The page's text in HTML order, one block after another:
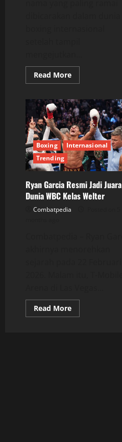
Read MoreRead
more
Flores
Bikin
Dunia
Boxing
Heboh
Setelah
Catat
Statistik
Pukulan
Gila
Boxing
Internasional
Trending
Ryan Garcia Resmi Jadi Juara
Dunia WBC Kelas Welter
Combatpedia
Read MoreRead
more